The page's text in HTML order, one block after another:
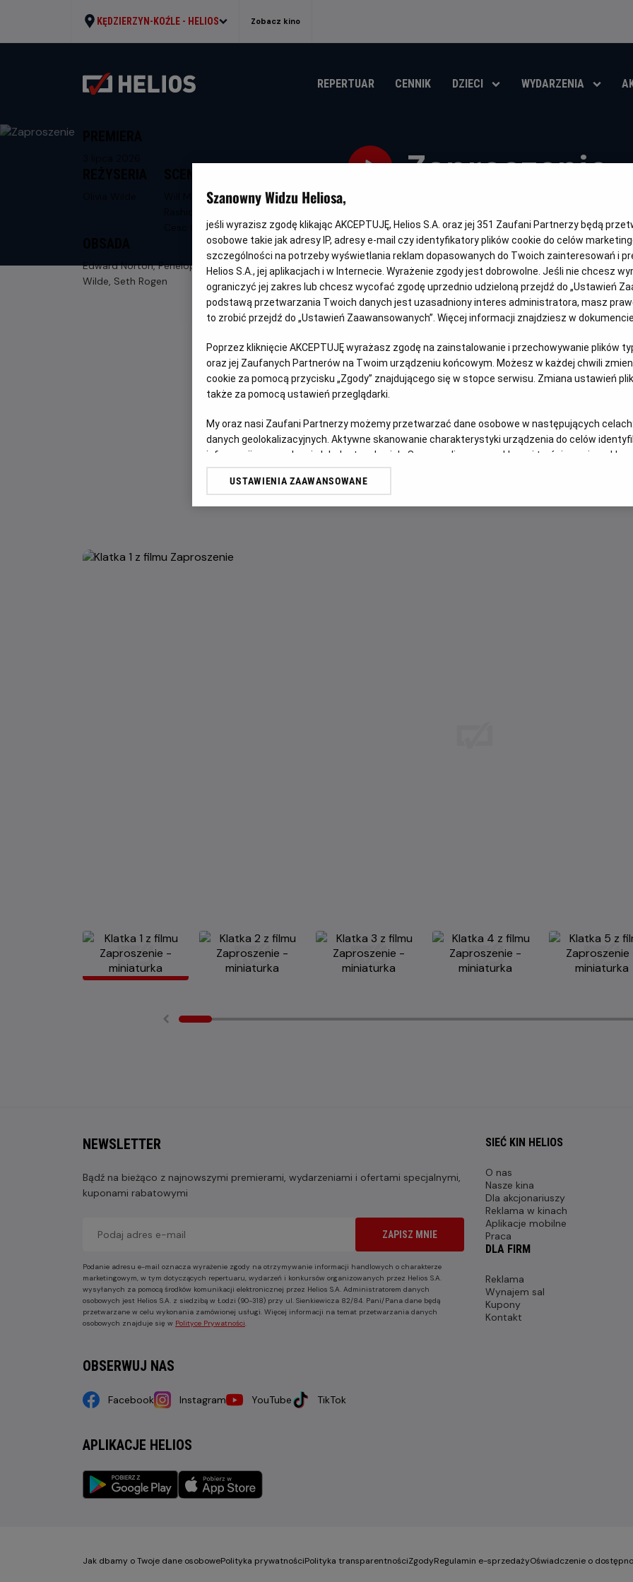
KĘDZIERZYN-KOŹLE - HELIOS Zobacz kino
REPERTUAR CENNIK DZIECI WYDARZENIA
Zaproszenie
rok
produkcji
OBSERWUJ
Will McCormack,
Cesc Gay
Edward Norton, Penelope Cruz, Olivia
Wilde, Seth Rogen
OPIS FILMU
Joe i Angela są małżeństwem z kilkunastoletnim stażem.
wzorcowy: zgodne, spokojne życie w porządnej dzielnicy,
pod powierzchnią kryją się wzajemne pretensje, drobne
pewnego wieczoru Joe i Angela zapraszają na kolację
przyjacielska rozmowa zaczyna zmieniać się w pełną
To, co dotąd skrywane, wychodzi na jaw, a
niebezpiecznie realnych kształtów. Czy obie pary pójdą
NEWSLETTER
Bądź na bieżąco z najnowszymi premierami, wydarzeniami i ofertami specjalnymi,
kuponami rabatowymi
ZAPISZ MNIE
Podanie adresu e-mail oznacza wyrażenie zgody na otrzymywanie informacji handlowych o charakterze
marketingowym, w tym dotyczących repertuaru, wydarzeń i konkursów organizowanych przez Helios S.A.
wysyłanych za pomocą środków komunikacji elektronicznej przez Helios S.A. Administratorem danych
osobowych jest Helios S.A. z siedzibą w Łodzi (90-318) przy ul. Sienkiewicza 82/84. Pani/Pana dane będą
przetwarzane w celu wykonania zamówionej usługi. Więcej informacji na temat przetwarzania danych
osobowych znajduje się w Polityce Prywatności.
OBSERWUJ NAS
Facebook Instagram YouTube TikTok
APLIKACJE HELIOS
SIEĆ KIN HELIOS
O nas
Nasze kina
Dla akcjonariuszy
Reklama w kinach
Aplikacje mobilne
Praca
DLA FIRM
Reklama
Wynajem sal
Kupony
Kontakt
Jak dbamy o Twoje dane osobowePolityka prywatnościPolityka transparentnościZgodyRegulamin e-sprzedażyOświadczenie o
Szanowny Widzu Heliosa,
jeśli wyrazisz zgodę klikając AKCEPTUJĘ, Helios S.A. oraz jej 351 Zaufani Partnerzy będą
osobowe takie jak adresy IP, adresy e-mail czy identyfikatory plików cookie do celów
szczególności na potrzeby wyświetlania reklam dopasowanych do Twoich zainteresowań i
Helios S.A., jej aplikacjach i w Internecie. Wyrażenie zgody jest dobrowolne. Jeśli nie chcesz
ograniczyć jej zakres lub chcesz wycofać zgodę uprzednio udzieloną przejdź do „Ustawień
podstawą przetwarzania Twoich danych jest uzasadniony interes administratora, masz
to zrobić przejdź do „Ustawień Zaawansowanych”. Więcej informacji znajdziesz w dokumencie
Poprzez kliknięcie AKCEPTUJĘ wyrażasz zgodę na zainstalowanie i przechowywanie plików
oraz jej Zaufanych Partnerów na Twoim urządzeniu końcowym. Możesz w każdej chwili
cookie za pomocą przycisku „Zgody” znajdującego się w stopce serwisu. Zmiana ustawień
także za pomocą ustawień przeglądarki.
My oraz nasi Zaufani Partnerzy możemy przetwarzać dane osobowe w następujących celach:
danych geolokalizacyjnych. Aktywne skanowanie charakterystyki urządzenia do celów
informacji na urządzeniu lub dostęp do nich. Spersonalizowane reklamy i treści, pomiar reklam
odbiorców i ulepszanie usług.
USTAWIENIA ZAAWANSOWANE